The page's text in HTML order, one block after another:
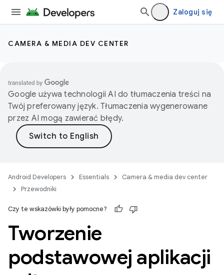
Zaloguj się
CAMERA & MEDIA DEV CENTER
Google używa technologii AI do tłumaczenia treści na
Twój preferowany język. Tłumaczenia wygenerowane
przez AI mogą zawierać błędy.
Android Developers Essentials
Camera & media dev center
Przewodniki
Czy te wskazówki były pomocne?
Tworzenie
podstawowej aplikacji